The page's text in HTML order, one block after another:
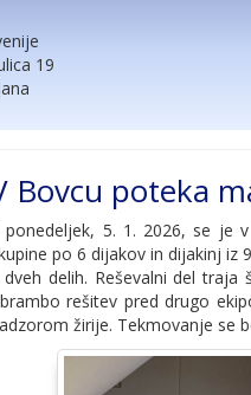
19
Bovcu poteka
ponedeljek, 5. 1. 2026, se je
po 6 dijakov in dijakinj iz
delih. Reševalni del
rešitev pred drugo
žirije. Tekmovanje se